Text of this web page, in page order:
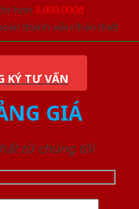
hơn 3.000.000đ
thành viên thân thiết
KÝ TƯ VẤN
GIÁ
từ chúng tôi